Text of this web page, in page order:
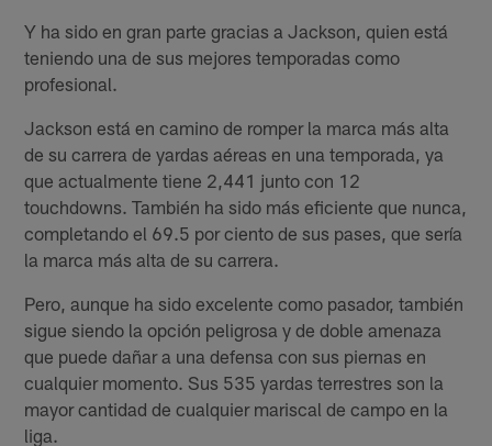
Y ha sido en gran parte gracias a Jackson, quien está
teniendo una de sus mejores temporadas como
profesional.
Jackson está en camino de romper la marca más alta
de su carrera de yardas aéreas en una temporada, ya
que actualmente tiene 2,441 junto con 12
touchdowns. También ha sido más eficiente que nunca,
completando el 69.5 por ciento de sus pases, que sería
la marca más alta de su carrera.
Pero, aunque ha sido excelente como pasador, también
sigue siendo la opción peligrosa y de doble amenaza
que puede dañar a una defensa con sus piernas en
cualquier momento. Sus 535 yardas terrestres son la
mayor cantidad de cualquier mariscal de campo en la
liga.